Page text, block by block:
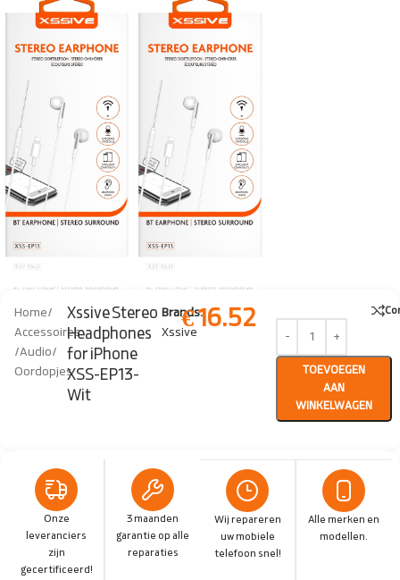
Home/
Accessoires
/Audio/
Oordopjes
Xssive Stereo
Headphones
for iPhone
XSS-EP13-
Wit
Brands:
Xssive
€16.52
TOEVOEGEN
AAN
WINKELWAGEN
Onze
leveranciers
zijn
gecertificeerd!
3 maanden
garantie op alle
reparaties
Wij repareren
uw mobiele
telefoon snel!
Alle merken en
modellen.